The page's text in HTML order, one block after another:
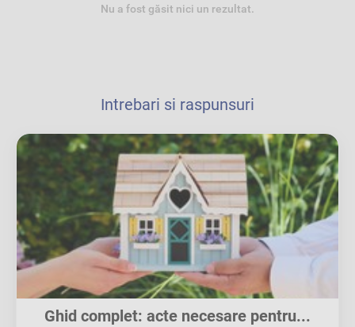
Nu a fost găsit nici un rezultat.
Intrebari si raspunsuri
Ghid complet: acte necesare pentru...